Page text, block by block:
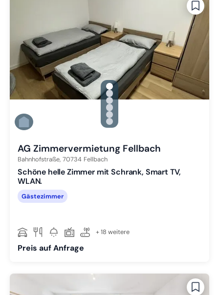
gallery.slide_selector
Zu Slide 1 wechseln
Zu Slide 2 wechseln
Zu Slide 3 wechseln
Zu Slide 4 wechseln
Zu Slide 5 wechseln
Zu Slide 6 wechseln
AG Zimmervermietung Fellbach
Bahnhofstraße, 70734 Fellbach
Schöne helle Zimmer mit Schrank, Smart TV,
WLAN.
Gästezimmer
+ 18 weitere
Preis auf Anfrage